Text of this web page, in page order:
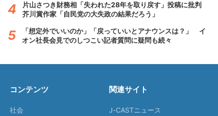
片山さつき財務相「失われた28年を取り戻す」投稿に批判
芥川賞作家「自民党の大失政の結果だろう」
「想定外でいいのか」「戻っていいとアナウンスは？」 イ
オン社長会見でのしつこい記者質問に疑問も続々
コンテンツ
社会
関連サイト
J-CASTニュース